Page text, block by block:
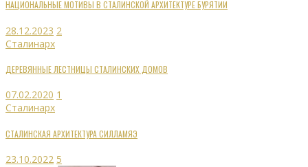
НАЦИОНАЛЬНЫЕ МОТИВЫ В СТАЛИНСКОЙ АРХИТЕКТУРЕ БУРЯТИИ
28.12.2023 2
Сталинарх
ДЕРЕВЯННЫЕ ЛЕСТНИЦЫ СТАЛИНСКИХ ДОМОВ
07.02.2020 1
Сталинарх
СТАЛИНСКАЯ АРХИТЕКТУРА СИЛЛАМЯЭ
23.10.2022 5